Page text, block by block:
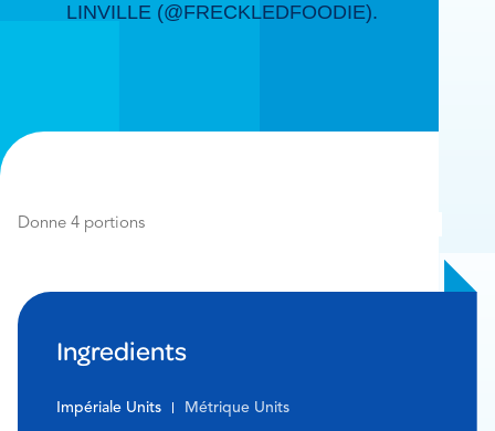
LINVILLE (@FRECKLEDFOODIE).
Donne 4 portions
Ingredients
Impériale Units Métrique Units